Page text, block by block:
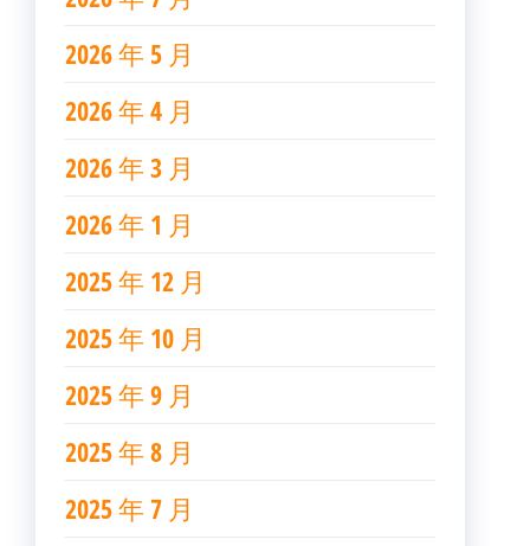
2026 年 5 月
2026 年 4 月
2026 年 3 月
2026 年 1 月
2025 年 12 月
2025 年 10 月
2025 年 9 月
2025 年 8 月
2025 年 7 月